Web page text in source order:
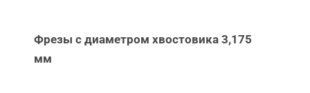
Фрезы с диаметром хвостовика 3,175
мм